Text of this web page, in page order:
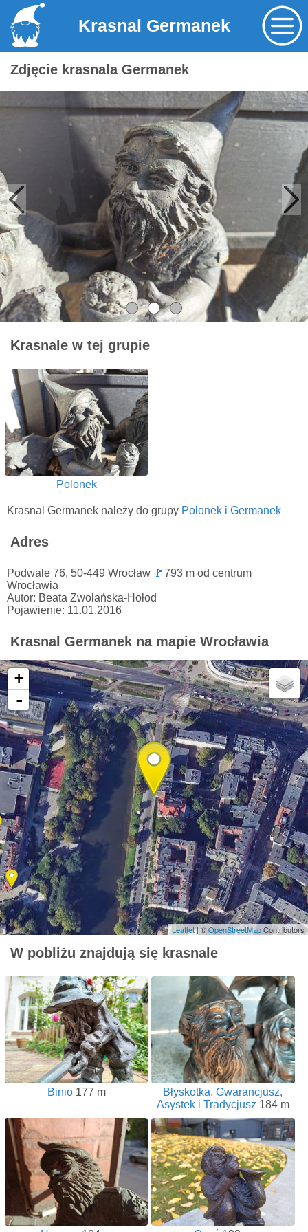
Krasnal Germanek
Zdjęcie krasnala Germanek
Krasnale w tej grupie
Polonek
Krasnal Germanek należy do grupy Polonek i Germanek
Adres
Podwale 76, 50-449 Wrocław 🚩793 m od centrum
Wrocławia
Autor: Beata Zwolańska-Hołod
Pojawienie: 11.01.2016
Krasnal Germanek na mapie Wrocławia
+
-
Leaflet| ©OpenStreetMapContributors
W pobliżu znajdują się krasnale
Binio177 m
Błyskotka, Gwarancjusz,
Asystek i Tradycjusz 184 m